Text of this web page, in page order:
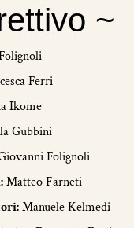
~
Ferri
Ikome
Gubbini
Folignoli
Matteo Farneti
Manuele Kelmedi